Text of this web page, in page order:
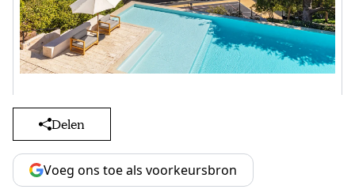
Delen
Voeg ons toe als voorkeursbron